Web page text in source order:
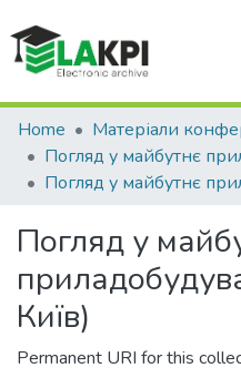
Communities & Collections
All of DSpace
Home
Погляд у
Київ)
Permanent URI for this